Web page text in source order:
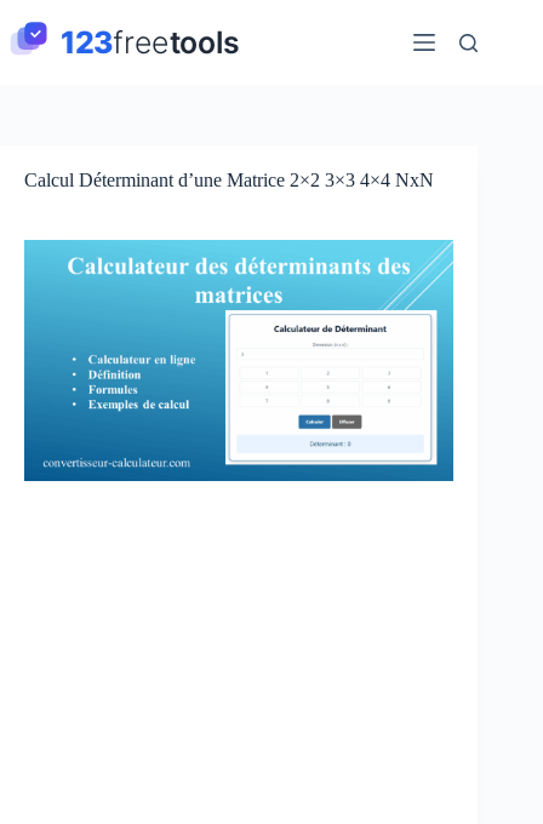
au
contenu
Calcul Déterminant d’une Matrice 2×2 3×3 4×4 NxN